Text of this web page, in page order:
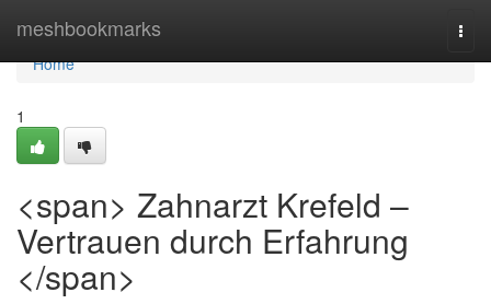
meshbookmarks
Home
Home
1
<span> Zahnarzt Krefeld –
Vertrauen durch Erfahrung
</span>